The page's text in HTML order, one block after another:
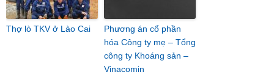
Thợ lò TKV ở Lào Cai
Phương án cổ phần
hóa Công ty mẹ – Tổng
công ty Khoáng sản –
Vinacomin